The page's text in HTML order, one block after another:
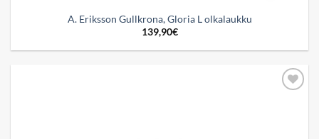
A. Eriksson Gullkrona, Gloria L olkalaukku
139,90€